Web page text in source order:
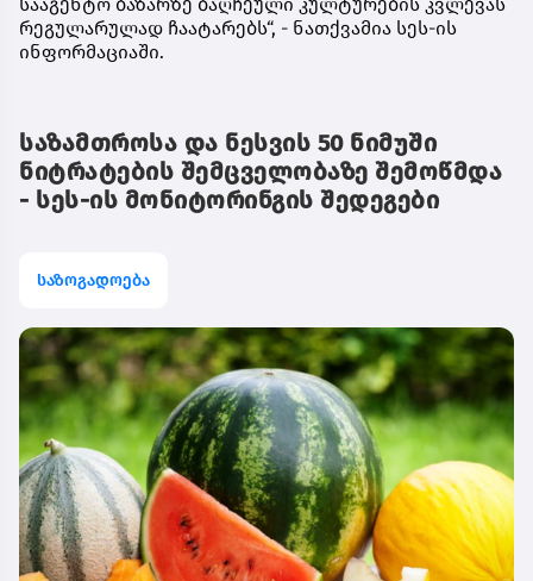
რეგულარულად ჩაატარებს“, - ნათქვამია სეს-ის
ინფორმაციაში.
საზამთროსა და ნესვის 50 ნიმუში
ნიტრატების შემცველობაზე შემოწმდა
- სეს-ის მონიტორინგის შედეგები
საზოგადოება